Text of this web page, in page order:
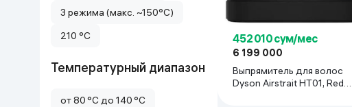
3 режима (макс. ~150°C)
210 °C
Температурный диапазон
от 80 °C до 140 °C
452 010 сум/мес
6 199 000
Выпрямитель для волос
Dyson Airstrait HT01, Red